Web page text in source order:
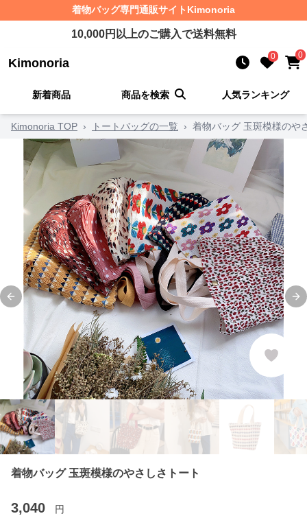
着物バッグ専門通販サイト Kimonoria
10,000円以上のご購入で送料無料
Kimonoria 0 0
新着商品 商品を検索 人気ランキング
Kimonoria TOP › トートバッグの一覧 › 着物バッグ 玉斑模様のや
Previous slide
着物バッグ 玉斑模様のやさしさトート
3,040 円